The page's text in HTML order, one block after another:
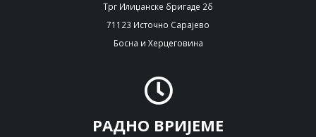
Трг Илиџанске бригаде 2б
71123 Источно Сарајево
Босна и Херцеговина
РАДНО ВРИЈЕМЕ